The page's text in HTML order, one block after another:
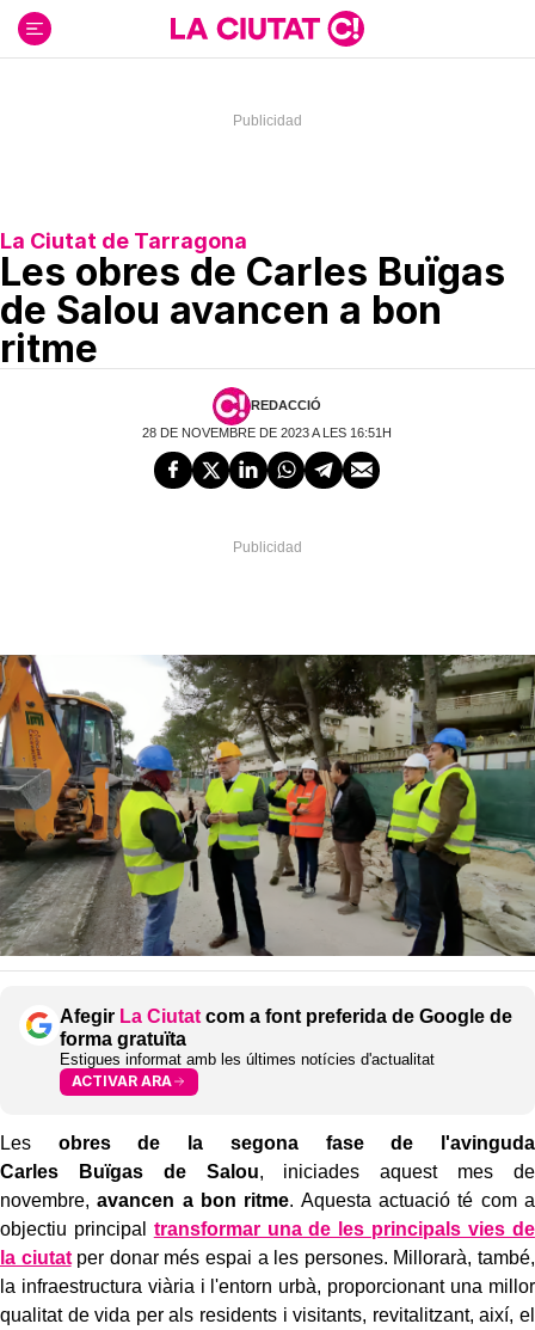
contenido
La Ciutat de Tarragona
Les obres de Carles Buïgas
de Salou avancen a bon
ritme
REDACCIÓ
28 DE NOVEMBRE DE 2023 A LES 16:51H
Afegir La Ciutat com a font preferida de Google de
forma gratuïta
Estigues informat amb les últimes notícies d'actualitat
ACTIVAR ARA
Les obres de la segona fase de l'avinguda
Carles
Buïgasde Salou, iniciades aquest mes de
novembre,avancen a bon ritme. Aquesta actuació té com a
objectiu principal transformar una de les principals vies de
la ciutatper donar més espai a les persones. Millorarà, també,
la infraestructura viària i l'entorn urbà, proporcionant una millor
qualitat de vida per als residents i visitants, revitalitzant, així, el